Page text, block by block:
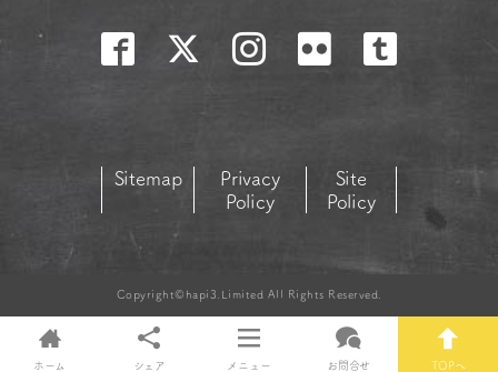
Sitemap
Privacy
Policy
Site
Policy
Copyright©hapi3.Limited All Rights Reserved.
ホーム シェア メニュー お問合せ TOPへ